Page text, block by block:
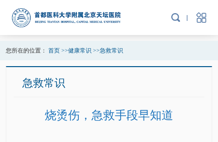
您所在的位置： 首页>>健康常识 >>急救常识
急救常识
烧烫伤，急救手段早知道